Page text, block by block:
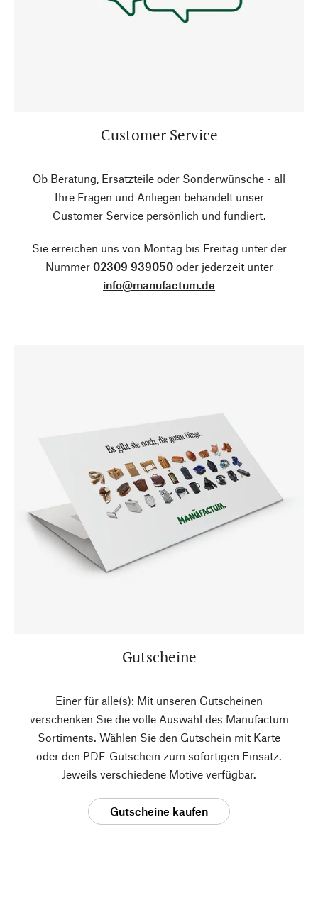
Customer Service
Ob Beratung, Ersatzteile oder Sonderwünsche - all
Ihre Fragen und Anliegen behandelt unser
Customer Service persönlich und fundiert.
Sie erreichen uns von Montag bis Freitag unter der
Nummer 02309 939050oder jederzeit unter
info@manufactum.de
Gutscheine
Einer für alle(s): Mit unseren Gutscheinen
verschenken Sie die volle Auswahl des Manufactum
Sortiments. Wählen Sie den Gutschein mit Karte
oder den PDF-Gutschein zum sofortigen Einsatz.
Jeweils verschiedene Motive verfügbar.
Gutscheine kaufen